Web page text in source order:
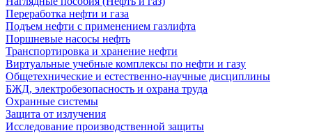
Переработка нефти и газа
Подъем нефти с применением газлифта
Поршневые насосы нефть
Транспортировка и хранение нефти
Виртуальные учебные комплексы по нефти и газу
Общетехнические и естественно-научные дисциплины
БЖД, электробезопасность и охрана труда
Охранные системы
Защита от излучения
Исследование производственной защиты